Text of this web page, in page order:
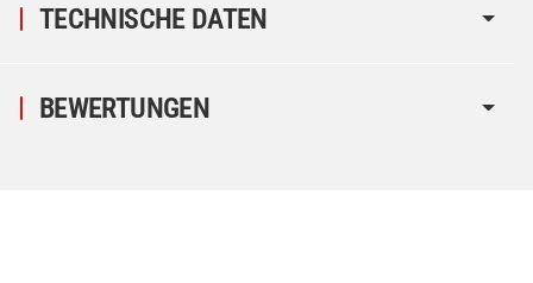
TECHNISCHE DATEN
BEWERTUNGEN